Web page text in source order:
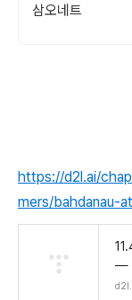
삼오네트
https://d2l.ai/
mers/bahdanau-
—